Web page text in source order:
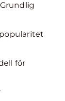
för